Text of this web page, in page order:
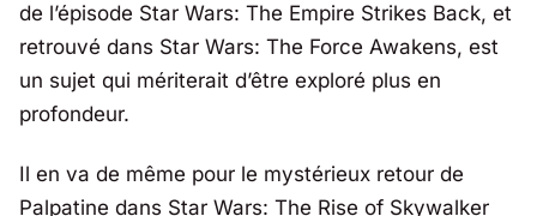
de l’épisode Star Wars: The Empire Strikes Back, et
retrouvé dans Star Wars: The Force Awakens, est
un sujet qui mériterait d’être exploré plus en
profondeur.
Il en va de même pour le mystérieux retour de
Palpatine dans Star Wars: The Rise of Skywalker